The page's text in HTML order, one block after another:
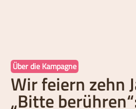
Über die Kampagne
Wir feiern zehn
„Bitte